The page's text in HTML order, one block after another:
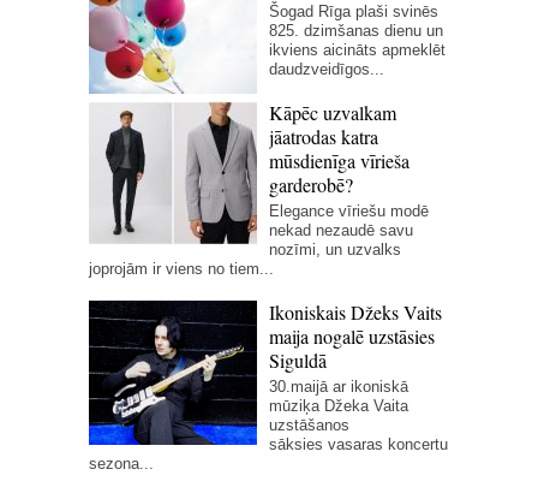
Šogad Rīga plaši svinēs
825. dzimšanas dienu un
ikviens aicināts apmeklēt
daudzveidīgos...
Kāpēc uzvalkam
jāatrodas katra
mūsdienīga vīrieša
garderobē?
Elegance vīriešu modē
nekad nezaudē savu
nozīmi, un uzvalks
joprojām ir viens no tiem...
Ikoniskais Džeks Vaits
maija nogalē uzstāsies
Siguldā
30.maijā ar ikoniskā
mūziķa Džeka Vaita
uzstāšanos
sāksies vasaras koncertu
sezona...